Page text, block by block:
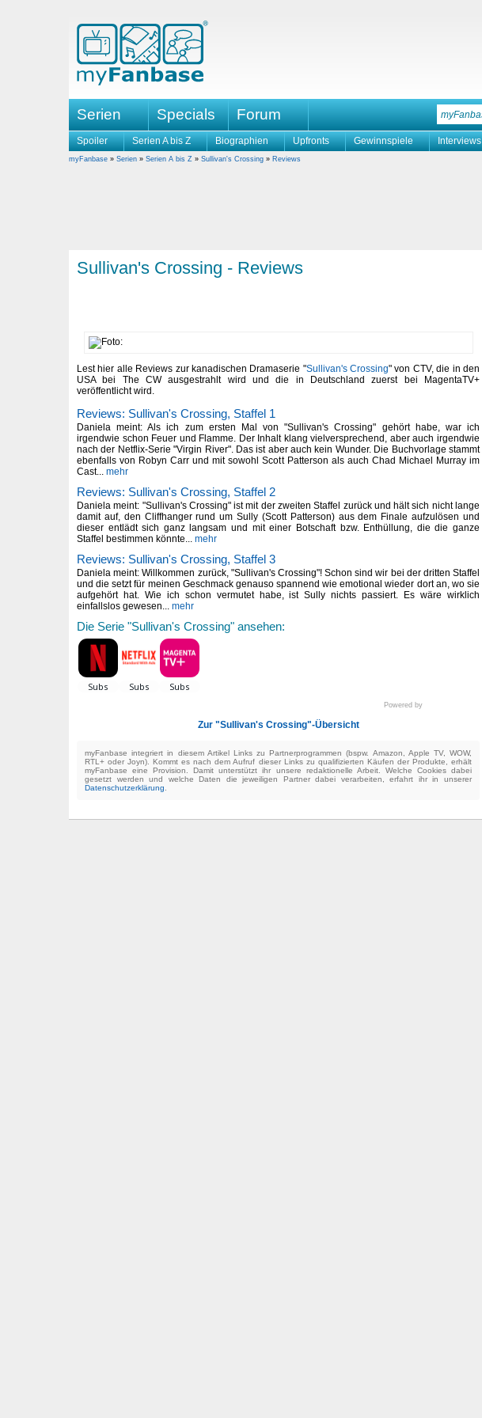
Serien Specials Forum
Spoiler Serien A bis Z Biographien Upfronts Gewinnspiele Interviews
myFanbase » Serien » Serien A bis Z » Sullivan's Crossing » Reviews
Sullivan's Crossing - Reviews
Lest hier alle Reviews zur kanadischen Dramaserie "Sullivan's Crossing" von CTV, die in den
USA bei The CW ausgestrahlt wird und die in Deutschland zuerst bei MagentaTV+
veröffentlicht wird.
Reviews: Sullivan's Crossing, Staffel 1
Daniela meint: Als ich zum ersten Mal von "Sullivan's Crossing" gehört habe, war ich
irgendwie schon Feuer und Flamme. Der Inhalt klang vielversprechend, aber auch irgendwie
nach der Netflix-Serie "Virgin River". Das ist aber auch kein Wunder. Die Buchvorlage stammt
ebenfalls von Robyn Carr und mit sowohl Scott Patterson als auch Chad Michael Murray im
Cast... mehr
Reviews: Sullivan's Crossing, Staffel 2
Daniela meint: "Sullivan's Crossing" ist mit der zweiten Staffel zurück und hält sich nicht lange
damit auf, den Cliffhanger rund um Sully (Scott Patterson) aus dem Finale aufzulösen und
dieser entlädt sich ganz langsam und mit einer Botschaft bzw. Enthüllung, die die ganze
Staffel bestimmen könnte... mehr
Reviews: Sullivan's Crossing, Staffel 3
Daniela meint: Willkommen zurück, "Sullivan's Crossing"! Schon sind wir bei der dritten Staffel
und die setzt für meinen Geschmack genauso spannend wie emotional wieder dort an, wo sie
aufgehört hat. Wie ich schon vermutet habe, ist Sully nichts passiert. Es wäre wirklich
einfallslos gewesen... mehr
Die Serie "Sullivan's Crossing" ansehen:
Powered by
Zur "Sullivan's Crossing"-Übersicht
myFanbase integriert in diesem Artikel Links zu Partnerprogrammen (bspw. Amazon, Apple TV, WOW,
RTL+ oder Joyn). Kommt es nach dem Aufruf dieser Links zu qualifizierten Käufen der Produkte, erhält
myFanbase eine Provision. Damit unterstützt ihr unsere redaktionelle Arbeit. Welche Cookies dabei
gesetzt werden und welche Daten die jeweiligen Partner dabei verarbeiten, erfahrt ihr in unserer
Datenschutzerklärung